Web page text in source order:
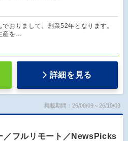
おりまして、創業52年となります。
産を…
詳細を見る
掲載期間：26/08/09～26/10/03
／フルリモート／NewsPicks